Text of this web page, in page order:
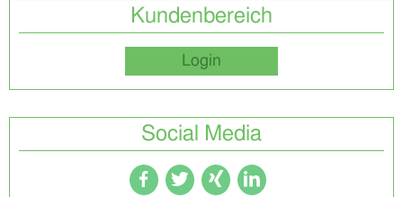
Kundenbereich
Login
Social Media